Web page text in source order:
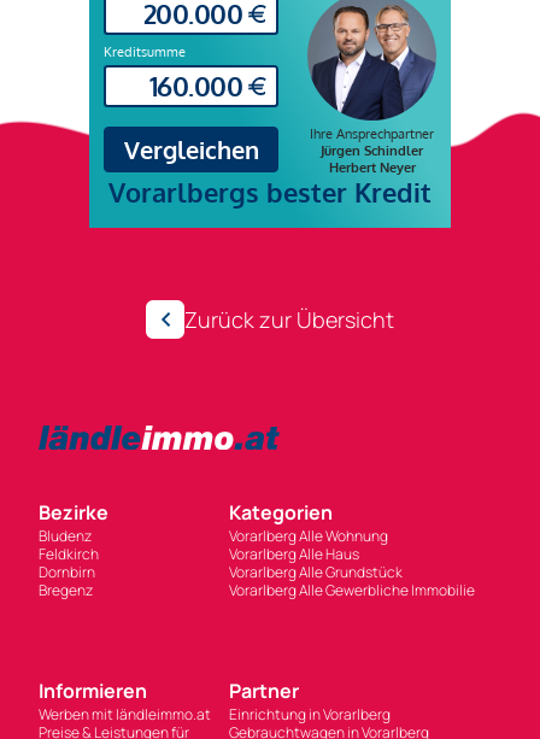
Zurück zur Übersicht
Bezirke
Bludenz
Feldkirch
Dornbirn
Bregenz
Kategorien
Vorarlberg Alle Wohnung
Vorarlberg Alle Haus
Vorarlberg Alle Grundstück
Vorarlberg Alle Gewerbliche Immobilie
Informieren
Werben mit ländleimmo.at
Preise & Leistungen für
Partner
Einrichtung in Vorarlberg
Gebrauchtwagen in Vorarlberg